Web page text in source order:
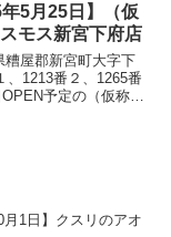
5月25日】（仮
モス新宮下府店
糟屋郡新宮町大字下
、1213番２、1265番
予定の（仮称）
1日】クスリのアオ